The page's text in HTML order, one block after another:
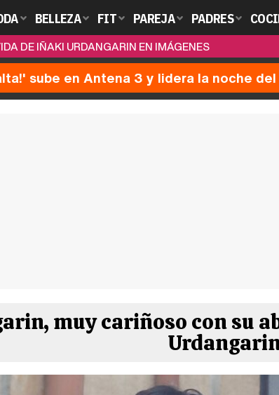
BELLEZA FIT PAREJA PADRES
DE IÑAKI URDANGARIN EN IMÁGENES
sube en Antena 3 y lidera la noche
muy cariñoso con su